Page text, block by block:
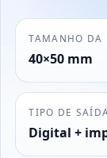
TAMANHO DA
40×50 mm
TIPO DE SAÍDA
Digital +